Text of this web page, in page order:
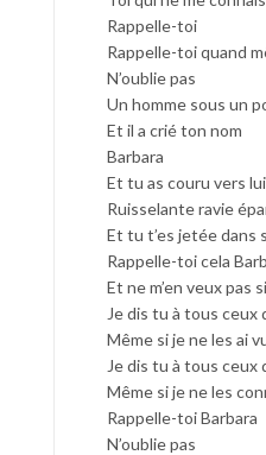
Rappelle-toi
Rappelle-toi quand
N’oublie pas
Un homme sous un
Et il a crié ton nom
Barbara
Et tu as couru vers
Ruisselante ravie
Et tu t’es jetée dans
Rappelle-toi cela
Et ne m’en veux pas
Je dis tu à tous ceux
Même si je ne les ai
Je dis tu à tous ceux
Même si je ne les
Rappelle-toi Barbara
N’oublie pas